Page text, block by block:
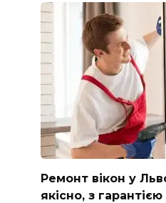
Ремонт вікон у
якісно, з гарантією